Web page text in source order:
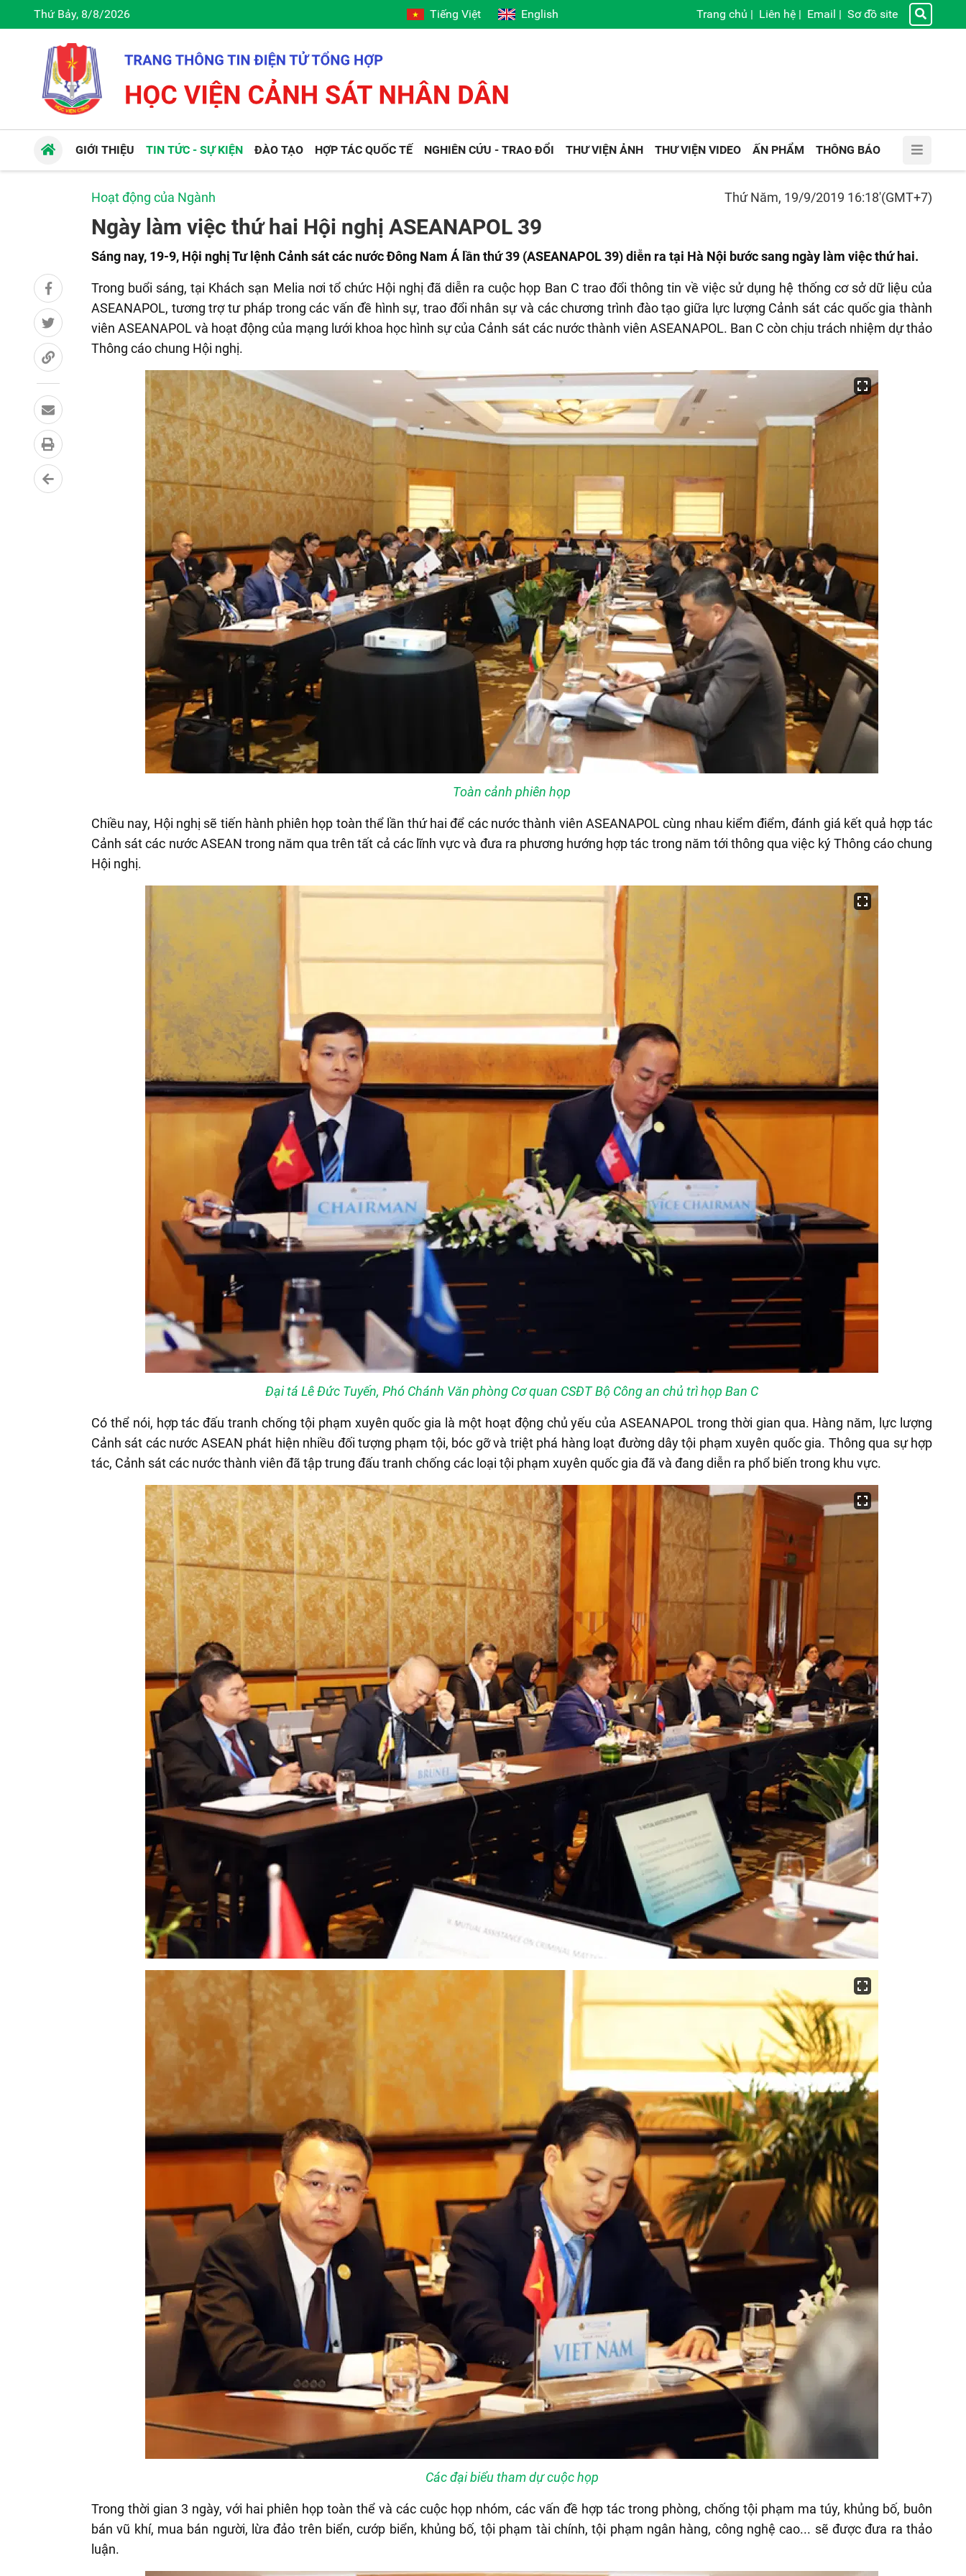
Thứ Bảy, 8/8/2026 Tiếng Việt English Trang chủ | Liên hệ | Email | Sơ đồ site
GIỚI THIỆU TIN TỨC - SỰ KIỆN ĐÀO TẠO HỢP TÁC QUỐC TẾ NGHIÊN CỨU - TRAO ĐỔI THƯ VIỆN ẢNH THƯ VIỆN VIDEO ẤN PHẨM THÔNG BÁO
Hoạt động của Ngành Thứ Năm, 19/9/2019 16:18'(GMT+7)
Ngày làm việc thứ hai Hội nghị ASEANAPOL 39
Sáng nay, 19-9, Hội nghị Tư lệnh Cảnh sát các nước Đông Nam Á lần thứ 39 (ASEANAPOL 39) diễn ra tại Hà Nội bước sang ngày làm việc thứ hai.
Trong buổi sáng, tại Khách sạn Melia nơi tổ chức Hội nghị đã diễn ra cuộc họp Ban C trao đổi thông tin về việc sử dụng hệ thống cơ sở dữ liệu của
ASEANAPOL, tương trợ tư pháp trong các vấn đề hình sự, trao đổi nhân sự và các chương trình đào tạo giữa lực lượng Cảnh sát các quốc gia thành
viên ASEANAPOL và hoạt động của mạng lưới khoa học hình sự của Cảnh sát các nước thành viên ASEANAPOL. Ban C còn chịu trách nhiệm dự thảo
Thông cáo chung Hội nghị.
Toàn cảnh phiên họp
Chiều nay, Hội nghị sẽ tiến hành phiên họp toàn thể lần thứ hai để các nước thành viên ASEANAPOL cùng nhau kiểm điểm, đánh giá kết quả hợp tác
Cảnh sát các nước ASEAN trong năm qua trên tất cả các lĩnh vực và đưa ra phương hướng hợp tác trong năm tới thông qua việc ký Thông cáo chung
Hội nghị.
Đại tá Lê Đức Tuyến, Phó Chánh Văn phòng Cơ quan CSĐT Bộ Công an chủ trì họp Ban C
Có thể nói, hợp tác đấu tranh chống tội phạm xuyên quốc gia là một hoạt động chủ yếu của ASEANAPOL trong thời gian qua. Hàng năm, lực lượng
Cảnh sát các nước ASEAN phát hiện nhiều đối tượng phạm tội, bóc gỡ và triệt phá hàng loạt đường dây tội phạm xuyên quốc gia. Thông qua sự hợp
tác, Cảnh sát các nước thành viên đã tập trung đấu tranh chống các loại tội phạm xuyên quốc gia đã và đang diễn ra phổ biến trong khu vực.
Các đại biểu tham dự cuộc họp
Trong thời gian 3 ngày, với hai phiên họp toàn thể và các cuộc họp nhóm, các vấn đề hợp tác trong phòng, chống tội phạm ma túy, khủng bố, buôn
bán vũ khí, mua bán người, lừa đảo trên biển, cướp biển, khủng bố, tội phạm tài chính, tội phạm ngân hàng, công nghệ cao... sẽ được đưa ra thảo
luận.